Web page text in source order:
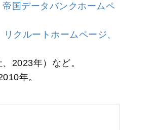
国データバンクホームペ
クルートホームページ、
2023年）など。
年。